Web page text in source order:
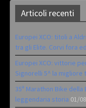
Articoli recenti
Europei XCO: titoli a
tra gli Elite. Corvi fora
Europei XCO: vittorie
Signorelli 5^ la migliore
35ª Marathon Bike
leggendaria storia 01/